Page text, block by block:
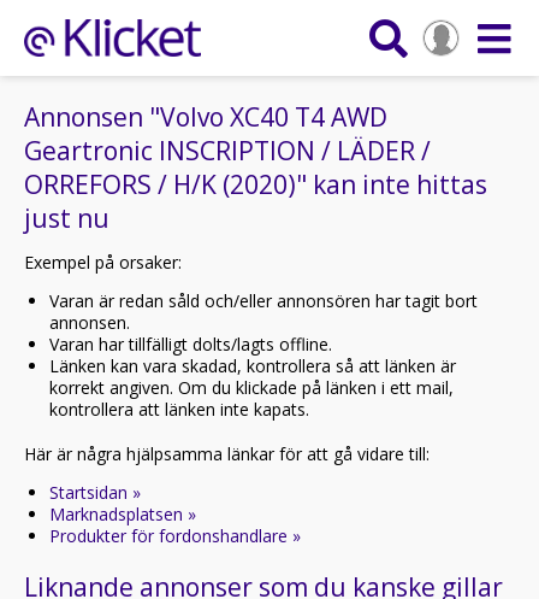
Annonsen "Volvo XC40 T4 AWD
Geartronic INSCRIPTION / LÄDER /
ORREFORS / H/K (2020)" kan inte hittas
just nu
Exempel på orsaker:
Varan är redan såld och/eller annonsören har tagit bort
annonsen.
Varan har tillfälligt dolts/lagts offline.
Länken kan vara skadad, kontrollera så att länken är
korrekt angiven. Om du klickade på länken i ett mail,
kontrollera att länken inte kapats.
Här är några hjälpsamma länkar för att gå vidare till:
Startsidan »
Marknadsplatsen »
Produkter för fordonshandlare »
Liknande annonser som du kanske gillar